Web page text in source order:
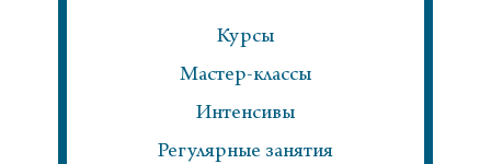
Курсы
Мастер-классы
Интенсивы
Регулярные занятия